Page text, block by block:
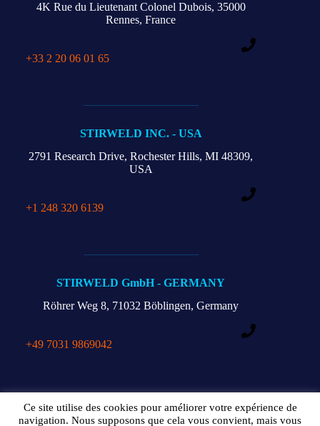
4K Rue du Lieutenant Colonel Dubois, 35000
Rennes, France
+33 2 20 06 01 65
STIRWELD INC. - USA
2791 Research Drive, Rochester Hills, MI 48309,
USA
+1 248 320 6139
STIRWELD GmbH - GERMANY
Röhrer Weg 8, 71032 Böblingen, Germany
+49 7031 9869042
Catalogue download
Legal policy
GDPR Data Protection Regulation
FAQs
Ce site utilise des cookies pour améliorer votre expérience de
navigation. Nous supposons que cela vous convient, mais vous